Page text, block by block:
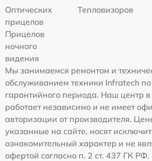
Оптических
прицелов
Тепловизоров
Прицелов
ночного
видения
Мы занимаемся ремонтом и
обслуживанием техники Infratech по
гарантийного периода. Наш центр в
работает независимо и не имеет
авторизации от производителя.
указанные на сайте, носят
ознакомительный характер и не
офертой согласно п. 2 ст. 437 ГК